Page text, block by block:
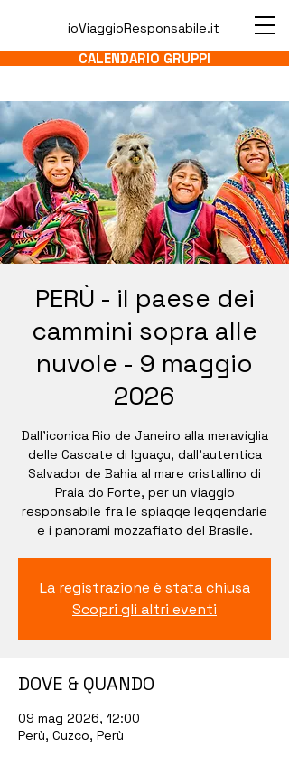
ioViaggioResponsabile.it
CALENDARIO GRUPPI
PERÙ - il paese dei
cammini sopra alle
nuvole - 9 maggio
2026
Dall'iconica Rio de Janeiro alla meraviglia
delle Cascate di Iguaçu, dall'autentica
Salvador de Bahia al mare cristallino di
Praia do Forte, per un viaggio
responsabile fra le spiagge leggendarie
e i panorami mozzafiato del Brasile.
La registrazione è stata chiusa
Scopri gli altri eventi
DOVE & QUANDO
09 mag 2026, 12:00
Perù, Cuzco, Perù